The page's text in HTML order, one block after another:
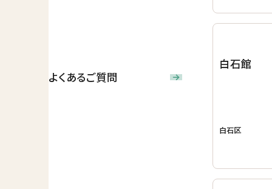
よくあるご質問
白石館
白石区